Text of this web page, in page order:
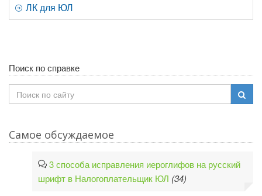
ЛК для ЮЛ
Поиск по справке
Самое обсуждаемое
3 способа исправления иероглифов на русский
шрифт в Налогоплательщик ЮЛ (34)